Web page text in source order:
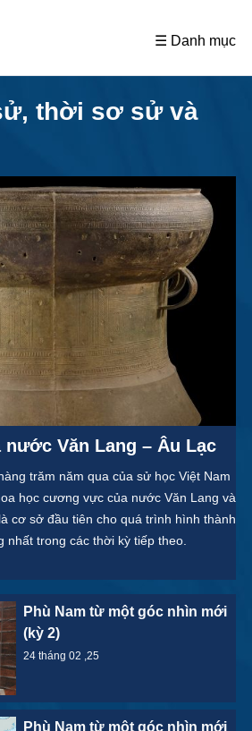
☰ Danh mục
thời sơ sử và
Văn Lang – Âu Lạc
trăm năm qua của sử học Việt Nam
học cương vực của nước Văn Lang và
cơ sở đầu tiên cho quá trình hình thành
nhất trong các thời kỳ tiếp theo.
Phù Nam từ một góc nhìn mới
(kỳ 2)
24 tháng 02 ,25
Phù Nam từ một góc nhìn mới